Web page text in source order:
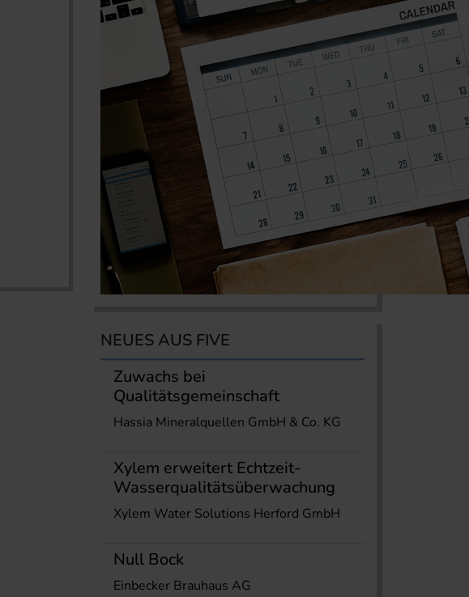
NEUES AUS FIVE
Zuwachs bei
Qualitätsgemeinschaft
Hassia Mineralquellen GmbH & Co. KG
Xylem erweitert Echtzeit-
Wasserqualitätsüberwachung
Xylem Water Solutions Herford GmbH
Null Bock
Einbecker Brauhaus AG